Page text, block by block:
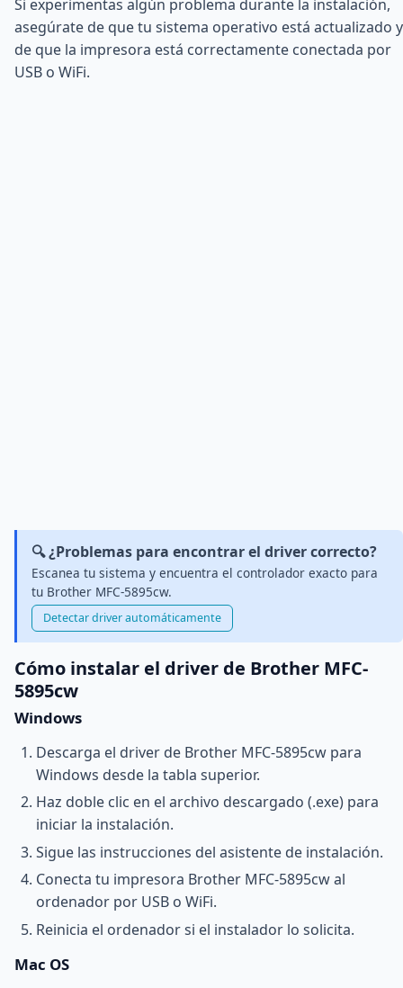
Si experimentas algún problema durante la instalación,
asegúrate de que tu sistema operativo está actualizado y
de que la impresora está correctamente conectada por
USB o WiFi.
🔍 ¿Problemas para encontrar el driver correcto?
Escanea tu sistema y encuentra el controlador exacto para
tu Brother MFC-5895cw.
Detectar driver automáticamente
Cómo instalar el driver de Brother MFC-
5895cw
Windows
Descarga el driver de Brother MFC-5895cw para
Windows desde la tabla superior.
Haz doble clic en el archivo descargado (.exe) para
iniciar la instalación.
Sigue las instrucciones del asistente de instalación.
Conecta tu impresora Brother MFC-5895cw al
ordenador por USB o WiFi.
Reinicia el ordenador si el instalador lo solicita.
Mac OS